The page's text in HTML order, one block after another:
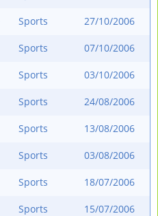
Sports 27/10/2006
Sports 07/10/2006
Sports 03/10/2006
Sports 24/08/2006
Sports 13/08/2006
Sports 03/08/2006
Sports 18/07/2006
Sports 15/07/2006